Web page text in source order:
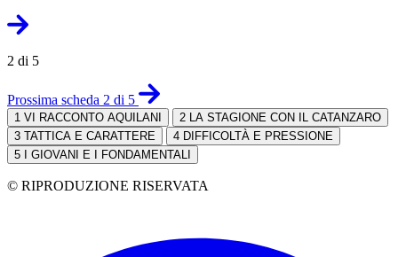
2 di 5
Prossima scheda 2 di 5
1 VI RACCONTO AQUILANI 2
LA STAGIONE CON IL CATANZARO
3 TATTICA E CARATTERE 4 DIFFICOLTÀ E PRESSIONE
5
I GIOVANI E I FONDAMENTALI
© RIPRODUZIONE RISERVATA